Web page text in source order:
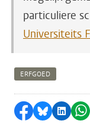
particuliere
Universiteits
ERFGOED
Delen op
Delen via